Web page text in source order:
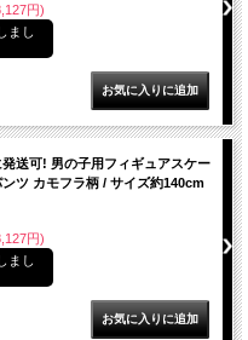
円)
まし
発送可! 男の子用フィギュアスケー
ンツ カモフラ柄 / サイズ約140cm
円)
まし